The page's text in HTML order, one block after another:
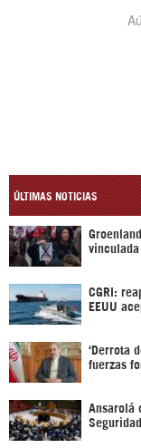
ÚLTIMAS NOTICIAS
vinculada
CGRI:
EEUU
‘Derrota
fuerzas
Ansarolá